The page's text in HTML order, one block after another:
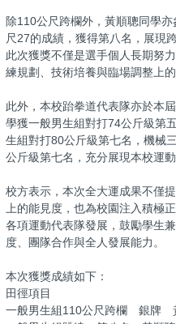
除110公尺跨欄外，黃順聰同學
尺27的成績，獲得第八名，展現
此次獲獎不僅是選手個人長期努
練規劃、技術培養與臨場調整上的
此外，本校跆拳道代表隊亦於本
學獲一般男生組對打74公斤級第
生組對打80公斤級第七名，機械
公斤級第七名，充分展現本校運
校方表示，本次全大運成果不僅
上的能見度，也為校園注入積極
各項運動代表隊發展，鼓勵學生
度、團隊合作與全人發展能力。
本次獲獎成績如下：
田徑項目
一般男生組110公尺跨欄 銀牌